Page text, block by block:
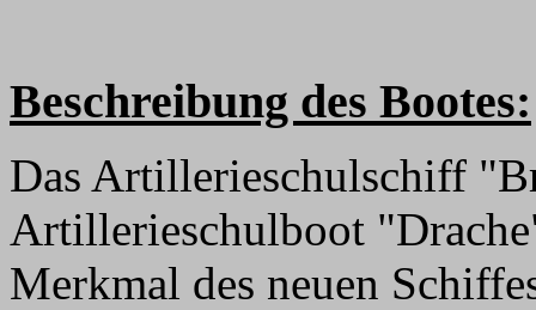
Beschreibung des Bootes:
Das Artillerieschulschiff
Artillerieschulboot
Merkmal des neuen